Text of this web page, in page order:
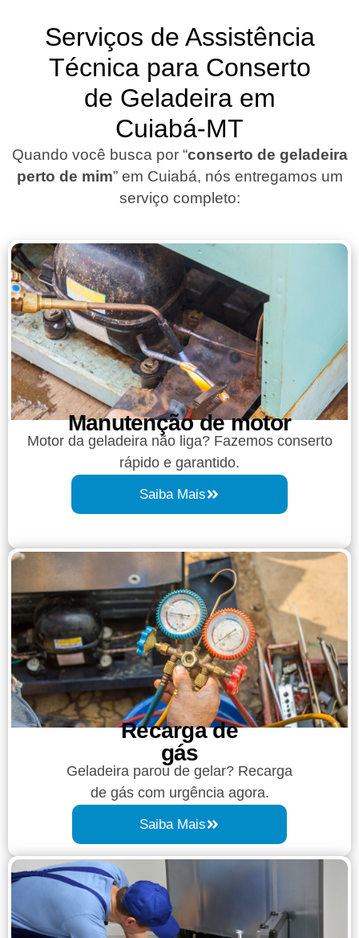
Serviços de Assistência
Técnica para Conserto
de Geladeira em
Cuiabá-MT
Quando você busca por “conserto de geladeira
perto de mim” em Cuiabá, nós entregamos um
serviço completo:
Manutenção de motor
Motor da geladeira não liga? Fazemos conserto
rápido e garantido.
Saiba Mais
Recarga de
gás
Geladeira parou de gelar? Recarga
de gás com urgência agora.
Saiba Mais